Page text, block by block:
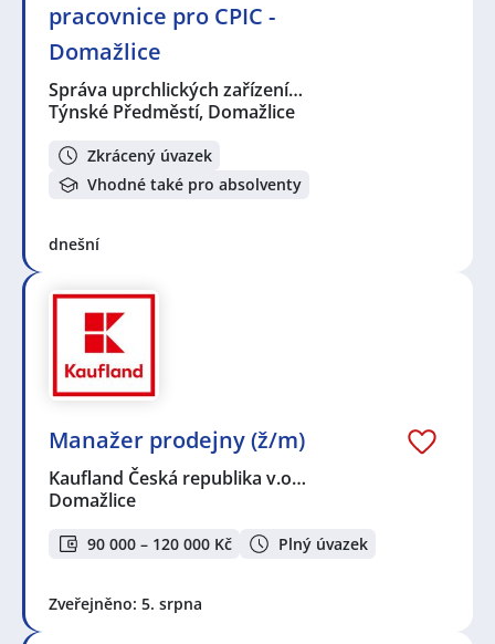
pracovnice pro CPIC -
Domažlice
Správa uprchlických zařízení…
Týnské Předměstí, Domažlice
Zkrácený úvazek
Vhodné také pro absolventy
dnešní
Manažer prodejny (ž/m)
Kaufland Česká republika v.o…
Domažlice
90 000 – 120 000 Kč Plný úvazek
Zveřejněno: 5. srpna